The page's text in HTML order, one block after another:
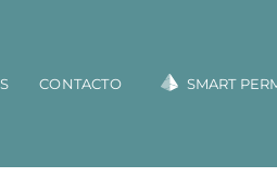
CONTACTO SMART